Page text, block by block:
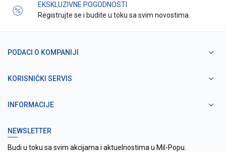
EKSKLUZIVNE POGODNOSTI
Registrujte se i budite u toku sa svim novostima.
PODACI O KOMPANIJI
KORISNIČKI SERVIS
INFORMACIJE
NEWSLETTER
Budi u toku sa svim akcijama i aktuelnostima u Mil-Popu.